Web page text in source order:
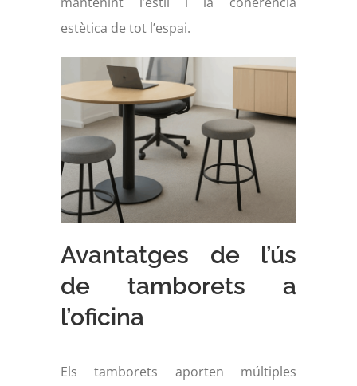
estètica de tot l’espai.
Avantatges de l’ús
de tamborets a
l’oficina
Els tamborets aporten múltiples